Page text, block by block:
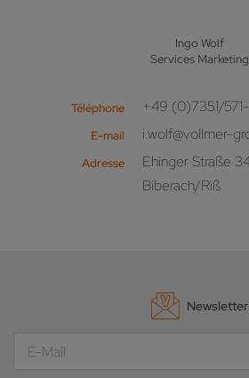
Ingo Wolf
Services Marketing
Téléphone +49 (0)7351/
E-mail i.wolf@vollmer-
Adresse
Ehinger Straße
Biberach/Riß
Newsletter